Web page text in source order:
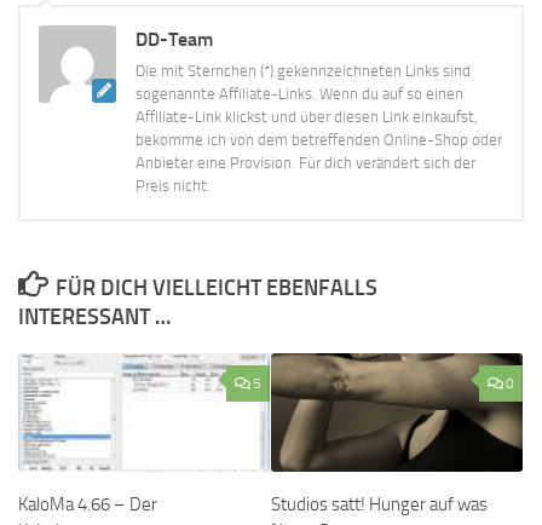
DD-Team
Die mit Sternchen (*) gekennzeichneten Links sind
sogenannte Affiliate-Links. Wenn du auf so einen
Affiliate-Link klickst und über diesen Link einkaufst,
bekomme ich von dem betreffenden Online-Shop oder
Anbieter eine Provision. Für dich verändert sich der
Preis nicht.
FÜR DICH VIELLEICHT EBENFALLS
INTERESSANT …
5
KaloMa 4.66 – Der
0
Studios satt! Hunger auf was